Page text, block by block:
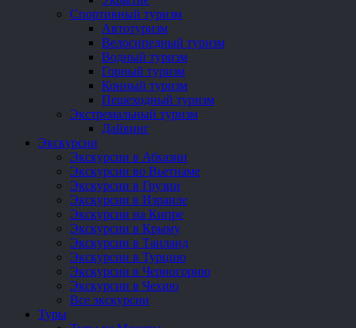
Спортивный туризм
Автотуризм
Велосипедный туризм
Водный туризм
Горный туризм
Конный туризм
Пешеходный туризм
Экстремальный туризм
Дайвинг
Экскурсии
Экскурсии в Абхазии
Экскурсии во Вьетнаме
Экскурсии в Грузии
Экскурсии в Израиле
Экскурсии на Кипре
Экскурсии в Крыму
Экскурсии в Таиланд
Экскурсии в Турцию
Экскурсии в Черногорию
Экскурсии в Чехию
Все экскурсии
Туры